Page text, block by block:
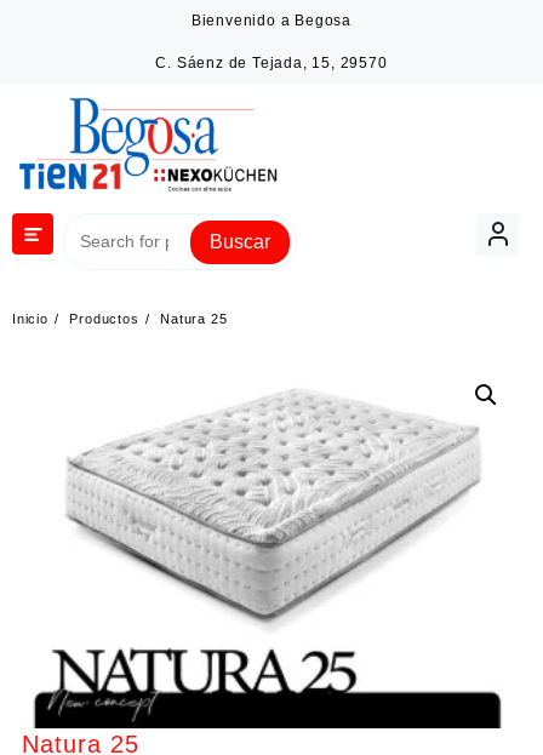
Bienvenido a Begosa
C. Sáenz de Tejada, 15, 29570
Buscar
Inicio Productos Natura 25
Natura 25